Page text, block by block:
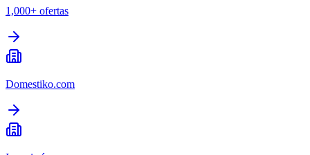
1,000+ ofertas
Domestiko.com